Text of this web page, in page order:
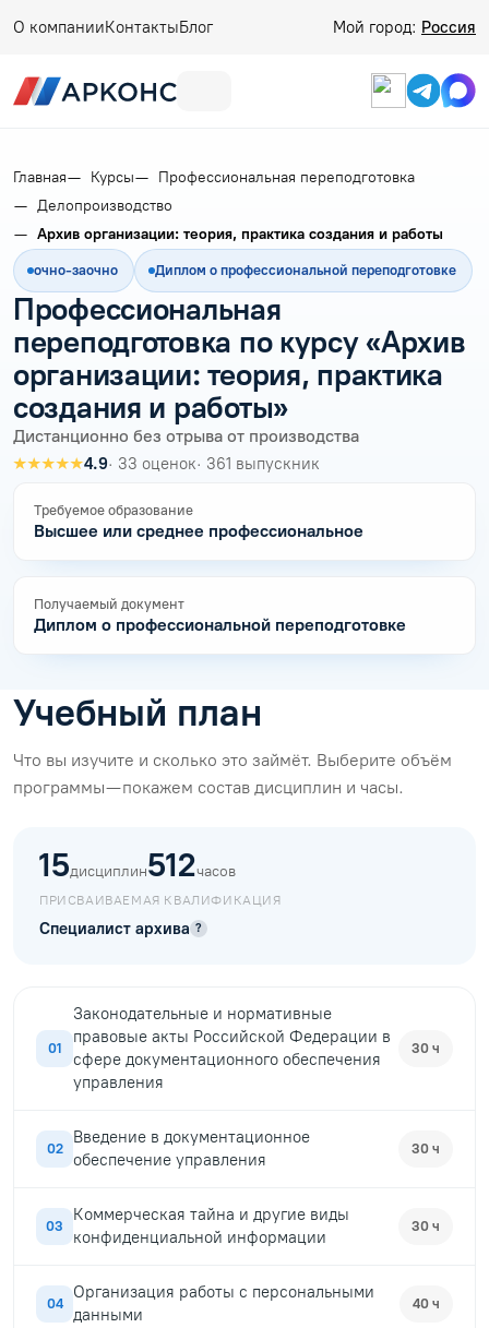
О компанииКонтактыБлог Мой город: Россия
Главная Курсы
Профессиональная переподготовка
Делопроизводство
Архив организации: теория, практика создания и работы
очно-заочно Диплом о профессиональной переподготовке
Профессиональная
переподготовка по курсу «Архив
организации: теория, практика
создания и работы»
Дистанционно без отрыва от производства
★★★★★4.9· 33 оценок· 361 выпускник
Требуемое образование
Высшее или среднее профессиональное
Получаемый документ
Диплом о профессиональной переподготовке
Учебный план
Что вы изучите и сколько это займёт. Выберите объём
программы — покажем состав дисциплин и часы.
15дисциплин512часов
ПРИСВАИВАЕМАЯ КВАЛИФИКАЦИЯ
Специалист архива ?
01
Законодательные и нормативные
правовые акты Российской Федерации в
сфере документационного обеспечения
управления
30 ч
02
Введение в документационное
обеспечение управления
30 ч
03
Коммерческая тайна и другие виды
конфиденциальной информации
30 ч
04
Организация работы с персональными
данными
40 ч